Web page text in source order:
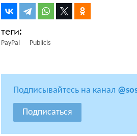
PayPal Publicis
Подписывайтесь на канал
Подписаться